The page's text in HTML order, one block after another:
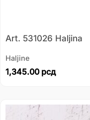
Art. 531026 Haljina
Haljine
1,345.00 рсд